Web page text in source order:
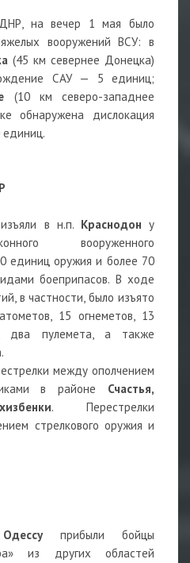
на вечер 1 мая было
вооружений ВСУ: в
(45 км севернее Донецка)
САУ — 5 единиц;
(10 км северо-западнее
обнаружена дислокация
в н.п. Краснодон у
вооруженного
единиц оружия и более 70
боеприпасов. В ходе
в частности, было изъято
15 огнеметов, 13
два пулемета, а также
между ополчением
в районе Счастья,
. Перестрелки
стрелкового оружия и
Одессуприбыли бойцы
из других областей